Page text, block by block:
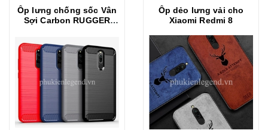
Ốp lưng chống sốc Vân
Sợi Carbon RUGGER
Ốp dẻo lưng vải cho
Xiaomi Redmi 8